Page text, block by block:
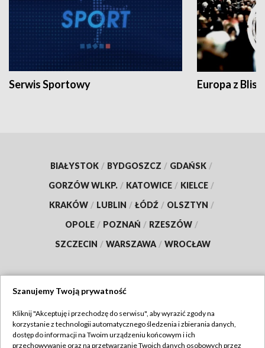
Serwis Sportowy Europa z
BIAŁYSTOK / BYDGOSZCZ / GDAŃSK /
GORZÓW WLKP. / KATOWICE / KIELCE /
KRAKÓW / LUBLIN / ŁÓDŹ / OLSZTYN /
OPOLE / POZNAŃ / RZESZÓW /
SZCZECIN / WARSZAWA / WROCŁAW
TVP
Abonament TVP
Szanujemy Twoją prywatność
Kliknij "Akceptuję i przechodzę do serwisu", aby wyrazić zgody na
korzystanie z technologii automatycznego śledzenia i zbierania danych,
dostęp do informacji na Twoim urządzeniu końcowym i ich
przechowywanie oraz na przetwarzanie Twoich danych osobowych przez